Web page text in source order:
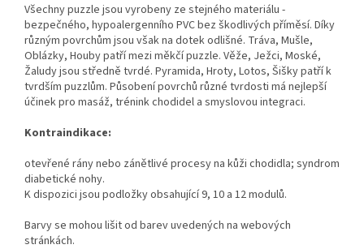
Všechny puzzle jsou vyrobeny ze stejného materiálu -
bezpečného, hypoalergenního PVC bez škodlivých příměsí. Díky
různým povrchům jsou však na dotek odlišné. Tráva, Mušle,
Oblázky, Houby patří mezi měkčí puzzle. Věže, Ježci, Moské,
Žaludy jsou středně tvrdé. Pyramida, Hroty, Lotos, Šišky patří k
tvrdším puzzlům. Působení povrchů různé tvrdosti má nejlepší
účinek pro masáž, trénink chodidel a smyslovou integraci.
Kontraindikace:
otevřené rány nebo zánětlivé procesy na kůži chodidla; syndrom
diabetické nohy.
K dispozici jsou podložky obsahující 9, 10 a 12 modulů.
Barvy se mohou lišit od barev uvedených na webových
stránkách.